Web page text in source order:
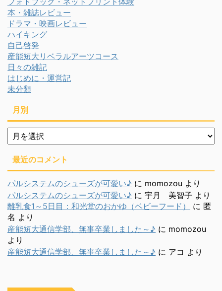
本・雑誌レビュー
ドラマ・映画レビュー
ハイキング
自己啓発
産能短大リベラルアーツコース
日々の雑記
はじめに・運営記
未分類
月別
月
別
最近のコメント
パルシステムのシューズが可愛い♪ に momozou より
パルシステムのシューズが可愛い♪ に 宇月 美智子 より
離乳食1～5日目：和光堂のおかゆ（ベビーフード）
に 匿
名 より
産能短大通信学部、無事卒業しました～♪ に momozou
より
産能短大通信学部、無事卒業しました～♪ に アコ より